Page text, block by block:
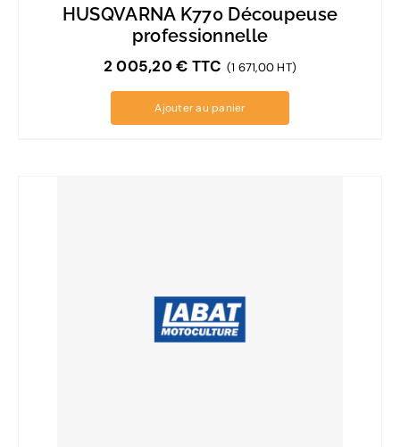
HUSQVARNA K770 Découpeuse
professionnelle
2 005,20€ TTC (1 671,00 HT)
Ajouter au panier